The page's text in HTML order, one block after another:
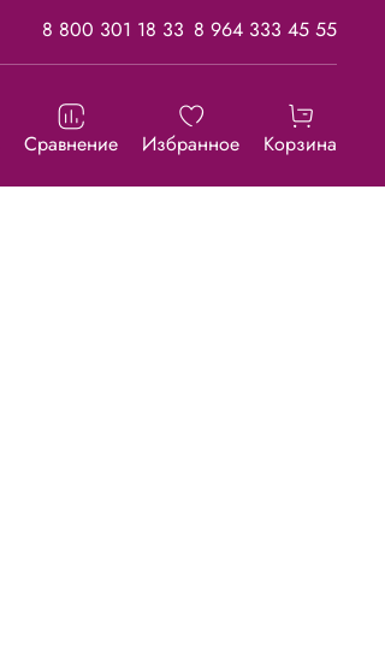
8 800 301 18 33 8 964 333 45 55
Сравнение Избранное Корзина